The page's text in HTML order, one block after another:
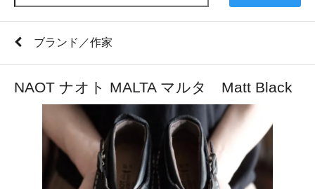
ブランド／作家
NAOT ナオト MALTA マルタ Matt Black